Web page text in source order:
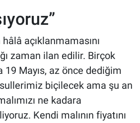
açıklanmamasını
zaman ilan edilir. Birçok
19 Mayıs, az önce dediğim
biçilecek ama şu an
ne kadara
Kendi malının fiyatını